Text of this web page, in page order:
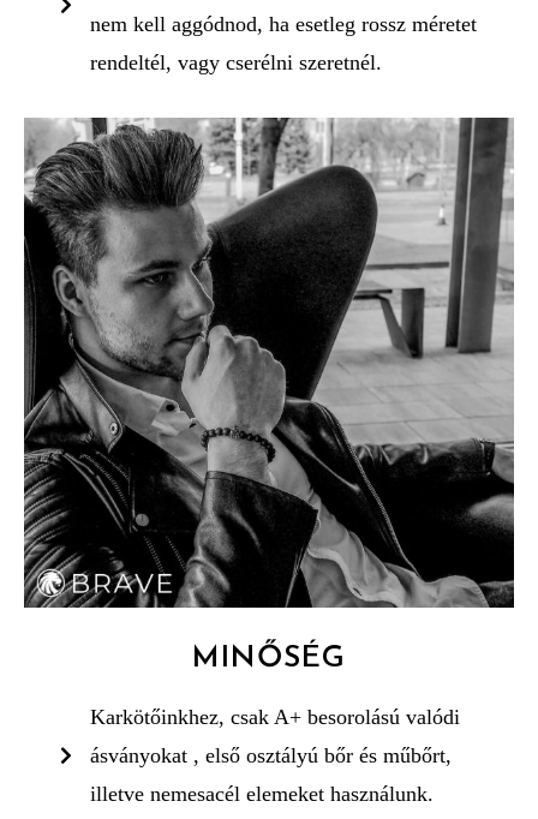
nem kell aggódnod, ha esetleg rossz méretet
rendeltél, vagy cserélni szeretnél.
MINŐSÉG
Karkötőinkhez, csak A+ besorolású valódi
ásványokat , első osztályú bőr és műbőrt,
illetve nemesacél elemeket használunk.